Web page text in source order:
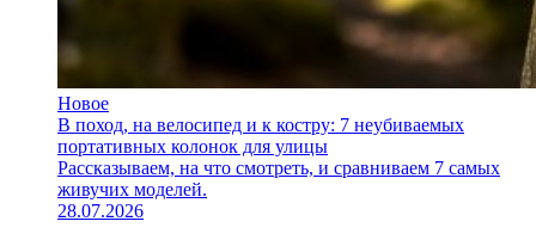
Новое
В поход, на велосипед и к костру: 7 неубиваемых
портативных колонок для улицы
Рассказываем, на что смотреть, и сравниваем 7 самых
живучих моделей.
28.07.2026